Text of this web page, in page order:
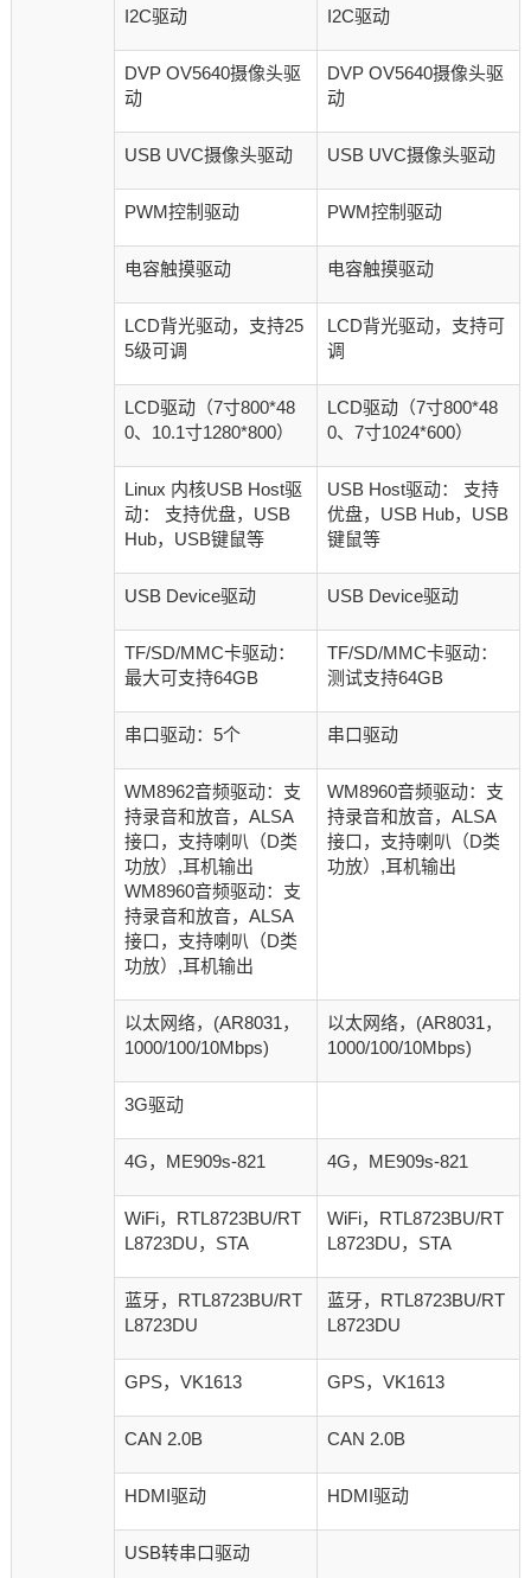
I2C驱动 I2C驱动
DVP OV5640摄像头驱
动
DVP OV5640摄像头驱
动
USB UVC摄像头驱动 USB UVC摄像头驱动
PWM控制驱动 PWM控制驱动
电容触摸驱动 电容触摸驱动
LCD背光驱动，支持25
5级可调
LCD背光驱动，支持可
调
LCD驱动（7寸800*48
0、10.1寸1280*800）
LCD驱动（7寸800*48
0、7寸1024*600）
Linux 内核USB Host驱
动： 支持优盘，USB
Hub，USB键鼠等
USB Host驱动： 支持
优盘，USB Hub，USB
键鼠等
USB Device驱动 USB Device驱动
TF/SD/MMC卡驱动：
最大可支持64GB
TF/SD/MMC卡驱动：
测试支持64GB
串口驱动：5个 串口驱动
WM8962音频驱动：支
持录音和放音，ALSA
接口，支持喇叭（D类
功放）,耳机输出
WM8960音频驱动：支
持录音和放音，ALSA
接口，支持喇叭（D类
功放）,耳机输出
WM8960音频驱动：支
持录音和放音，ALSA
接口，支持喇叭（D类
功放）,耳机输出
以太网络，(AR8031，
1000/100/10Mbps)
以太网络，(AR8031，
1000/100/10Mbps)
3G驱动
4G，ME909s-821 4G，ME909s-821
WiFi，RTL8723BU/RT
L8723DU，STA
WiFi， RTL8723BU/RT
L8723DU，STA
蓝牙， RTL8723BU/RT
L8723DU
蓝牙， RTL8723BU/RT
L8723DU
GPS，VK1613 GPS，VK1613
CAN 2.0B CAN 2.0B
HDMI驱动 HDMI驱动
USB转串口驱动